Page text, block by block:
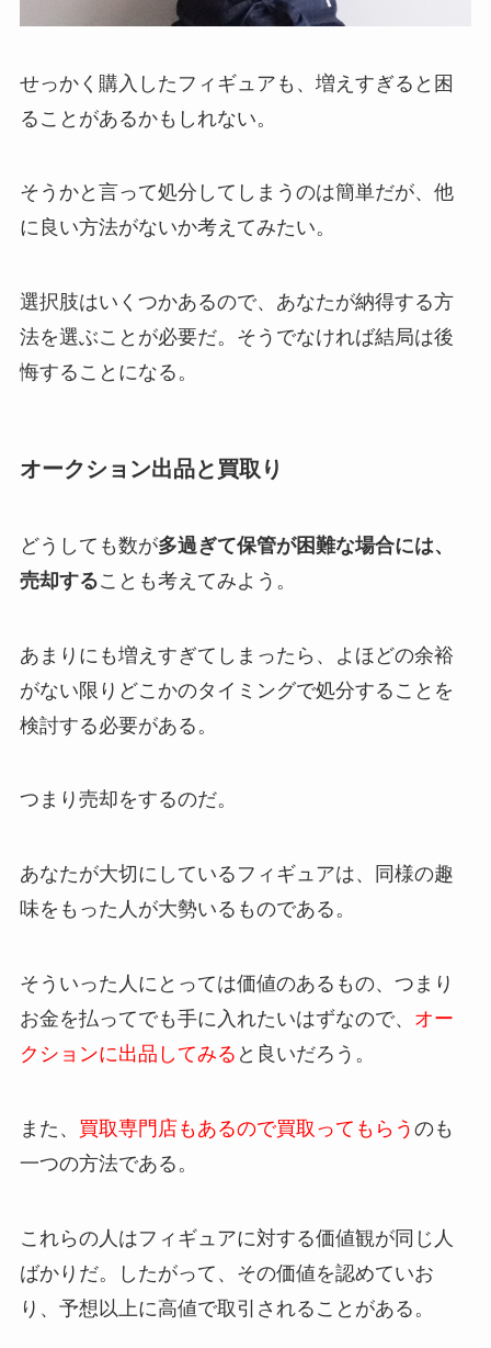
せっかく購入したフィギュアも、増えすぎると困
ることがあるかもしれない。
そうかと言って処分してしまうのは簡単だが、他
に良い方法がないか考えてみたい。
選択肢はいくつかあるので、あなたが納得する方
法を選ぶことが必要だ。そうでなければ結局は後
悔することになる。
オークション出品と買取り
どうしても数が多過ぎて保管が困難な場合には、
売却することも考えてみよう。
あまりにも増えすぎてしまったら、よほどの余裕
がない限りどこかのタイミングで処分することを
検討する必要がある。
つまり売却をするのだ。
あなたが大切にしているフィギュアは、同様の趣
味をもった人が大勢いるものである。
そういった人にとっては価値のあるもの、つまり
お金を払ってでも手に入れたいはずなので、 オー
クションに出品してみる と良いだろう。
また、 買取専門店もあるので買取ってもらう のも
一つの方法である。
これらの人はフィギュアに対する価値観が同じ人
ばかりだ。したがって、その価値を認めていお
り、予想以上に高値で取引されることがある。